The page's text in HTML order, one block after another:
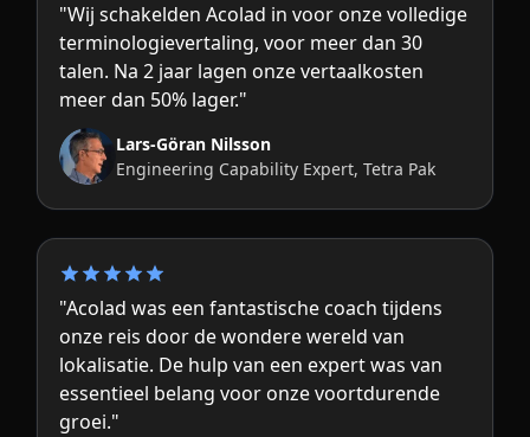
"Wij schakelden Acolad in voor onze volledige
terminologievertaling, voor meer dan 30
talen. Na 2 jaar lagen onze vertaalkosten
meer dan 50% lager."
Lars-Göran Nilsson
Engineering Capability Expert, Tetra Pak
"Acolad was een fantastische coach tijdens
onze reis door de wondere wereld van
lokalisatie. De hulp van een expert was van
essentieel belang voor onze voortdurende
groei."